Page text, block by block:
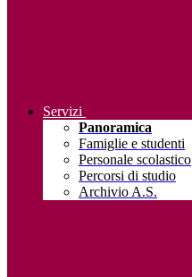
Servizi
Panoramica
Famiglie e studenti
Personale scolastico
Percorsi di studio
Archivio A.S.